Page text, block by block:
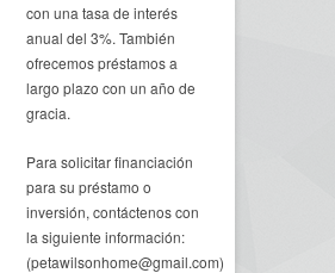
con una tasa de interés
anual del 3%. También
ofrecemos préstamos a
largo plazo con un año de
gracia.
Para solicitar financiación
para su préstamo o
inversión, contáctenos con
la siguiente información:
(petawilsonhome@gmail.com)